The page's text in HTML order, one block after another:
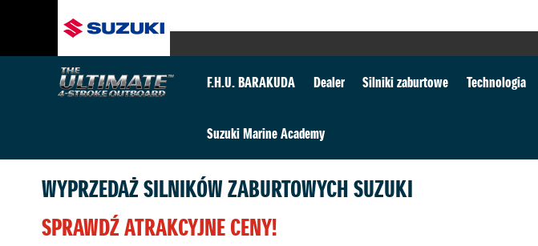
F.H.U. BARAKUDA Dealer Silniki zaburtowe Technologia
Suzuki Marine Academy
WYPRZEDAŻ SILNIKÓW ZABURTOWYCH SUZUKI
SPRAWDŹ ATRAKCYJNE CENY!